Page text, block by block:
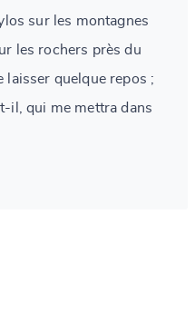
sur les montagnes
les rochers près du
laisser quelque repos ;
il, qui me mettra dans